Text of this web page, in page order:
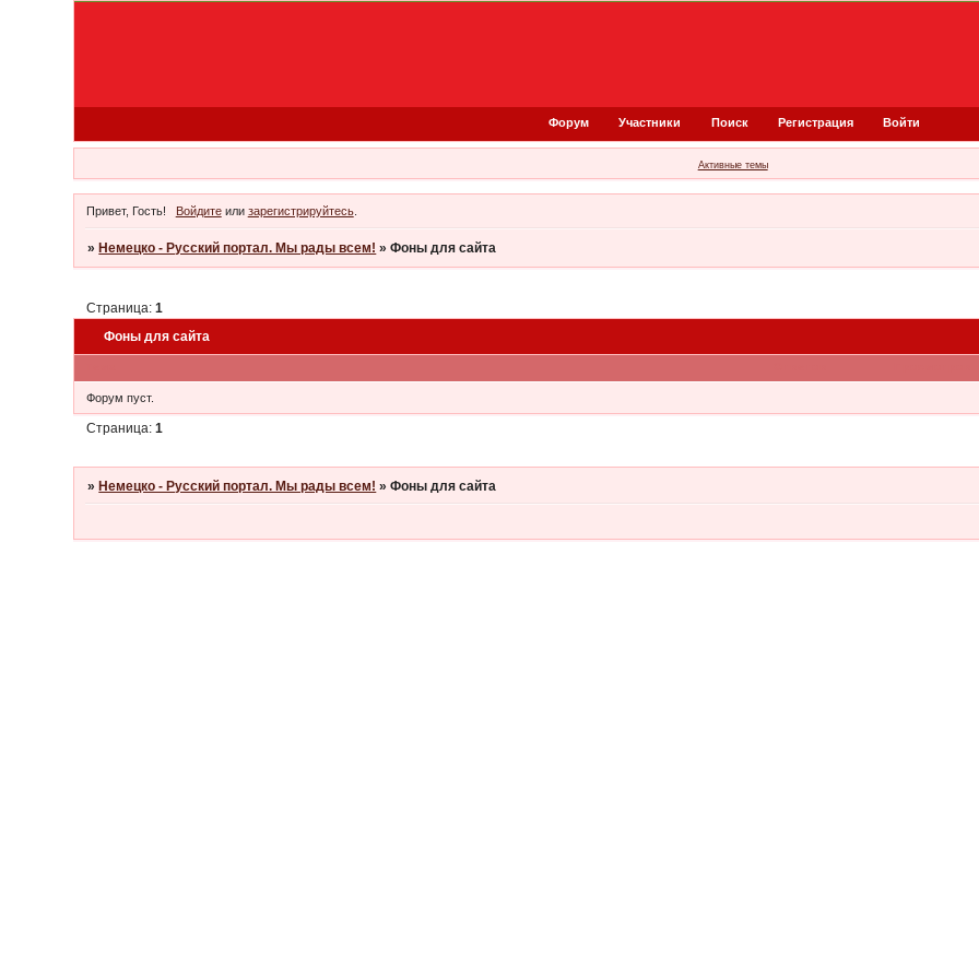
Форум Участники Поиск Регистрация Войти
Активные темы
Привет, Гость! Войдитеили зарегистрируйтесь.
» Немецко - Русский портал. Мы рады всем! »Фоны для сайта
Фоны для сайта
Страница:1
Форум пуст.
Страница:1
» Немецко - Русский портал. Мы рады всем! »Фоны для сайта